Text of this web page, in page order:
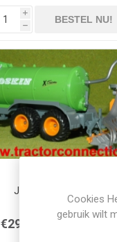
i
h
BESTEL NU!
Joskin mesttank met
injecteur
€29,50
Cookies
gebruik wilt